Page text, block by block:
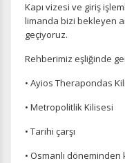
Kapı vizesi ve giriş
limanda bizi bekleyen
geçiyoruz.
Rehberimiz eşliğinde
• Ayios Therapondas
• Metropolitlik Kilisesi
• Tarihi çarşı
• Osmanlı döneminden